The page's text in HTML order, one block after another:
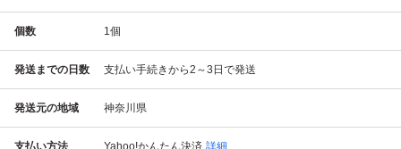
個数 1個
発送までの日数 支払い手続きから2～3日で発送
発送元の地域 神奈川県
支払い方法 Yahoo!かんたん決済 詳細